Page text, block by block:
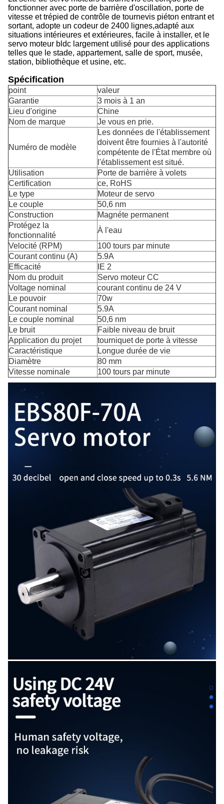
fonctionner avec porte de barrière d'oscillation, porte de
vitesse et trépied de contrôle de tournevis piéton entrant et
sortant, adopte un codeur de 2400 lignes,adapté aux
situations intérieures et extérieures, facile à installer, et le
servo moteur bldc largement utilisé pour des applications
telles que le stade, appartement, salle de sport, musée,
station, bibliothèque et usine, etc.
Spécification
point
valeur
Garantie
3 mois à 1 an
Lieu d'origine
Chine
Nom de marque
Je vous en prie.
Numéro de modèle
Les données de l'établissement
doivent être fournies à l'autorité
compétente de l'État membre où
l'établissement est situé.
Utilisation
Porte de barrière à volets
Certification
ce, RoHS
Le type
Moteur de servo
Le couple
50,6 nm
Construction
Magnéte permanent
Protégez la
fonctionnalité
À l'eau
Velocité (RPM)
100 tours par minute
Courant continu (A)
5.9A
Efficacité
IE 2
Nom du produit
Servo moteur CC
Voltage nominal
courant continu de 24 V
Le pouvoir
70w
Courant nominal
5.9A
Le couple nominal
50,6 nm
Le bruit
Faible niveau de bruit
Application du projet
tourniquet de porte à vitesse
Caractéristique
Longue durée de vie
Diamètre
80 mm
Vitesse nominale
100 tours par minute